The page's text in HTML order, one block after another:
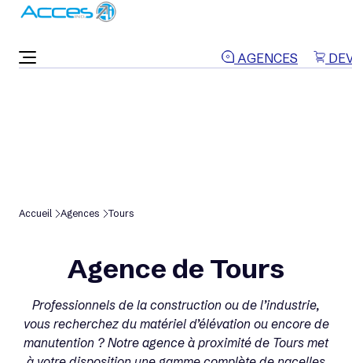
AGENCES
Accueil Agences Tours
Agence de Tours
Professionnels de la construction ou de l’industrie,
vous recherchez du matériel d’élévation ou encore de
manutention ? Notre agence à proximité de Tours met